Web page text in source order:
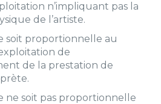
n’impliquant pas la
de l’artiste.
soit proportionnelle au
de
de la prestation de
ne soit pas proportionnelle